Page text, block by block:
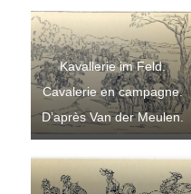
Meulen.
Kavallerie im Feld.
Cavalerie en campagne.
D’après Van der Meulen.